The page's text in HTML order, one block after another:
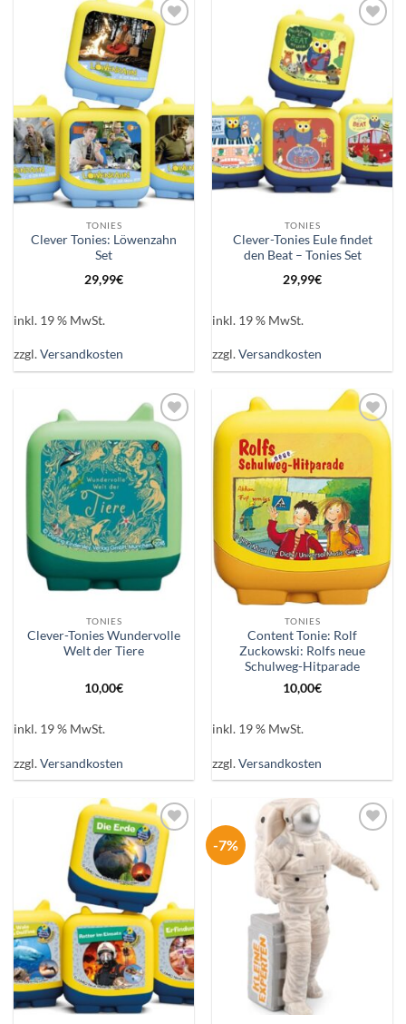
Auf die
Wunschliste
TONIES
Clever Tonies: Löwenzahn
Set
29,99€
inkl. 19 % MwSt.
zzgl.Versandkosten
Auf die
Wunschliste
TONIES
Clever-Tonies Eule findet
den Beat – Tonies Set
29,99€
inkl. 19 % MwSt.
zzgl.Versandkosten
Auf die
Wunschliste
TONIES
Clever-Tonies Wundervolle
Welt der Tiere
10,00€
inkl. 19 % MwSt.
zzgl.Versandkosten
Auf die
TONIES
Content Tonie: Rolf
Zuckowski: Rolfs neue
Schulweg-Hitparade
10,00€
inkl. 19 % MwSt.
zzgl.Versandkosten
Auf die
Wunschliste
-7%
Auf die
Wunschliste